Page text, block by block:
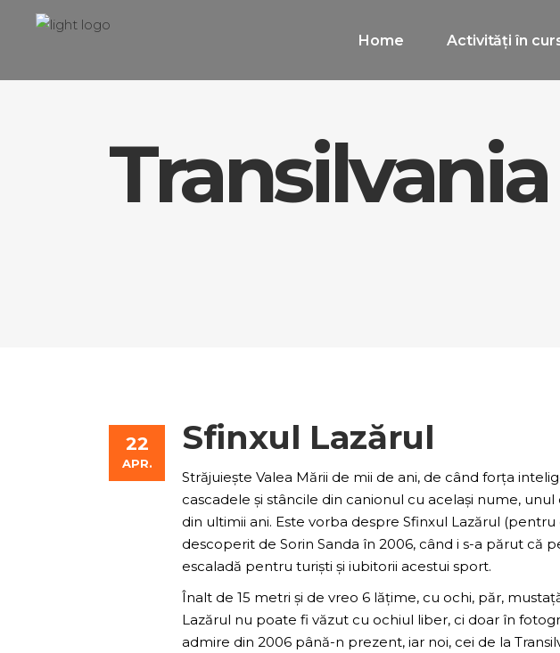
Home Activități în
22
APR.
Sfinxul Lazărul
Străjuiește Valea Mării de mii de ani, de când forța
cascadele și stâncile din canionul cu același nume,
din ultimii ani. Este vorba despre Sfinxul Lazărul
descoperit de Sorin Sanda în 2006, când i s-a părut că
escaladă pentru turiști și iubitorii acestui sport.
Înalt de 15 metri și de vreo 6 lățime, cu ochi, păr,
Lazărul nu poate fi văzut cu ochiul liber, ci doar în
admire din 2006 până-n prezent, iar noi, cei de la